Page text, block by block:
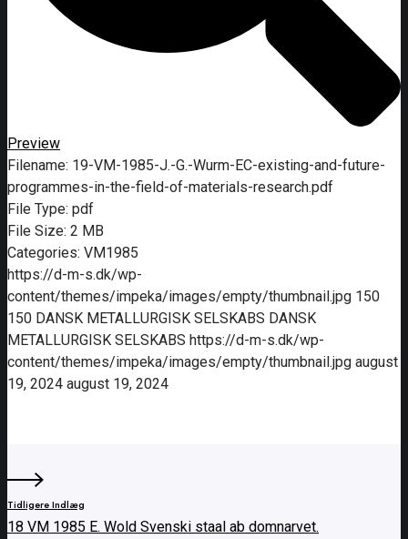
Preview
Filename: 19-VM-1985-J.-G.-Wurm-EC-existing-and-future-
programmes-in-the-field-of-materials-research.pdf
File Type: pdf
File Size: 2 MB
Categories: VM1985
https://d-m-s.dk/wp-
content/themes/impeka/images/empty/thumbnail.jpg 150
150 DANSK METALLURGISK SELSKABS DANSK
METALLURGISK SELSKABS https://d-m-s.dk/wp-
content/themes/impeka/images/empty/thumbnail.jpg august
19, 2024 august 19, 2024
Tidligere Indlæg
18 VM 1985 E. Wold Svenski staal ab domnarvet.